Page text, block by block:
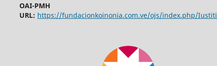
OAI-PMH
URL: https://fundacionkoinonia.com.ve/ojs/index.php/